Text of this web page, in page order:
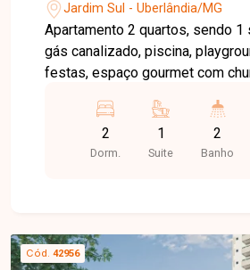
Jardim Sul - Uberlândia/MG
Apartamento 2 quartos, sendo 1
gás canalizado, piscina,
festas, espaço gourmet com
2
Dorm.
1
Suite
2
Banho
Cód. 42956